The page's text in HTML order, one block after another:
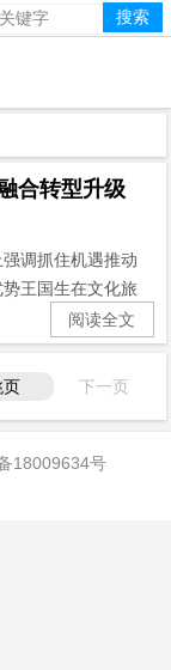
合转型升级
调抓住机遇推动
王国生在文化旅
阅读全文
页 下一页
18009634号